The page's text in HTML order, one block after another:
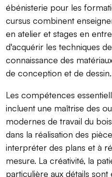
ébénisterie pour les
cursus combinent
en atelier et stages en
d'acquérir les techniques
connaissance des
de conception et de dessin.
Les compétences
incluent une maîtrise des
modernes de travail du
dans la réalisation des
interpréter des plans et à
mesure. La créativité, la
particulière aux détails